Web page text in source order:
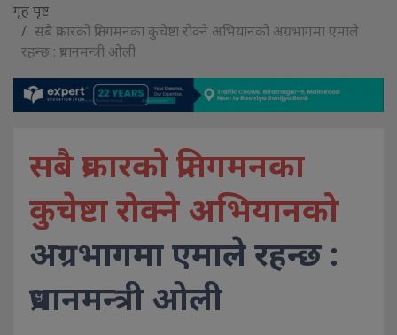
गृह पृष्ट
सबै प्रकारको प्रतिगमनका कुचेष्टा रोक्ने अभियानको अग्रभागमा एमाले
रहन्छ : प्रधानमन्त्री ओली
सबै प्रकारको प्रतिगमनका
कुचेष्टा रोक्ने अभियानको
अग्रभागमा एमाले रहन्छ :
प्रधानमन्त्री ओली